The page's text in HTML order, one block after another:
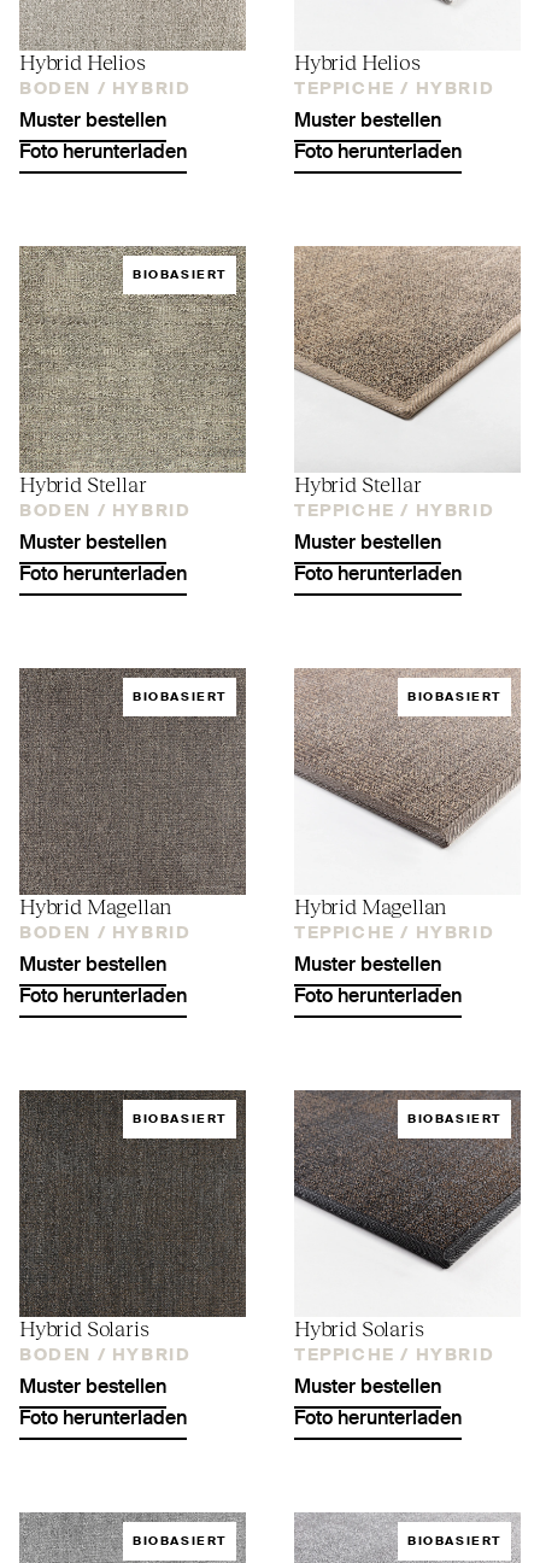
Hybrid Helios
BODEN / HYBRID
Muster bestellen
Foto herunterladen
Hybrid Helios
TEPPICHE / HYBRID
Muster bestellen
Foto herunterladen
BIOBASIERT
Hybrid Stellar
BODEN / HYBRID
Muster bestellen
Foto herunterladen
Hybrid Stellar
TEPPICHE / HYBRID
Muster bestellen
Foto herunterladen
BIOBASIERT
Hybrid Magellan
BODEN / HYBRID
Muster bestellen
Foto herunterladen
BIOBASIERT
Hybrid Magellan
TEPPICHE / HYBRID
Muster bestellen
Foto herunterladen
BIOBASIERT
Hybrid Solaris
BODEN / HYBRID
Muster bestellen
Foto herunterladen
BIOBASIERT
Hybrid Solaris
TEPPICHE / HYBRID
Muster bestellen
Foto herunterladen
BIOBASIERT BIOBASIERT